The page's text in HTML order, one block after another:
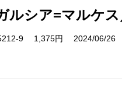
ルシア=マルケ
9 1,375円 2024/06/26